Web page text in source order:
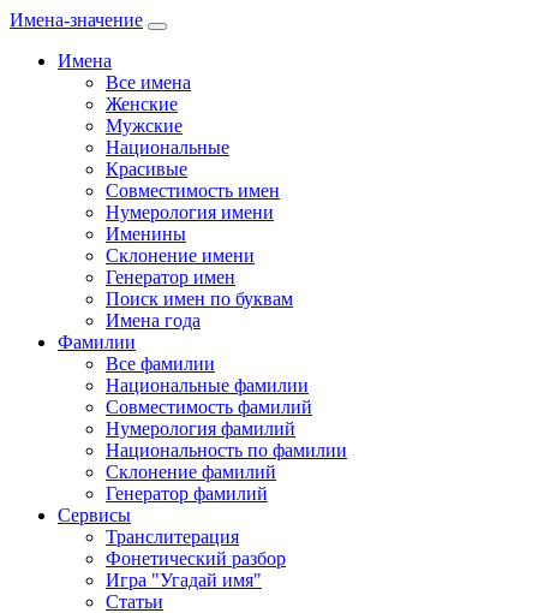
Имена-значение
Имена
Все имена
Женские
Мужские
Национальные
Красивые
Совместимость имен
Нумерология имени
Именины
Склонение имени
Генератор имен
Поиск имен по буквам
Имена года
Фамилии
Все фамилии
Национальные фамилии
Совместимость фамилий
Нумерология фамилий
Национальность по фамилии
Склонение фамилий
Генератор фамилий
Сервисы
Транслитерация
Фонетический разбор
Игра "Угадай имя"
Статьи